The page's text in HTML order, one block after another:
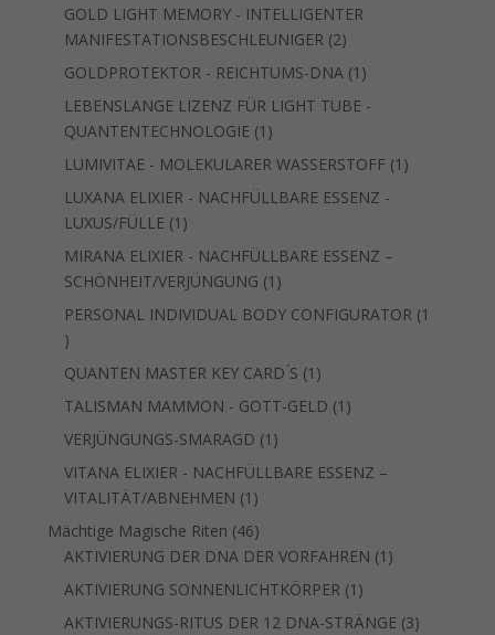
Produkt
GOLD LIGHT MEMORY - INTELLIGENTER
MANIFESTATIONSBESCHLEUNIGER 22
Produkte
GOLDPROTEKTOR - REICHTUMS-DNA 1 1
Produkt
LEBENSLANGE LIZENZ FÜR LIGHT TUBE -
QUANTENTECHNOLOGIE 1 1
Produkt
LUMIVITAE - MOLEKULARER WASSERSTOFF 1 1
LUXANA ELIXIER - NACHFÜLLBARE ESSENZ -
LUXUS/FÜLLE 1 1
Produkt
MIRANA ELIXIER - NACHFÜLLBARE ESSENZ –
SCHÖNHEIT/VERJÜNGUNG 1 1
Produkt
PERSONAL INDIVIDUAL BODY CONFIGURATOR 1
1
Produkt
QUANTEN MASTER KEY CARD ́S 1 1
Produkt
TALISMAN MAMMON - GOTT-GELD 1 1
VERJÜNGUNGS-SMARAGD 1 1
Produkt
VITANA ELIXIER - NACHFÜLLBARE ESSENZ –
VITALITÄT/ABNEHMEN 1 1
Produkt
Mächtige Magische Riten 4646
Produkte
AKTIVIERUNG DER DNA DER VORFAHREN 1 1
AKTIVIERUNG SONNENLICHTKÖRPER 1 1
Produkt
AKTIVIERUNGS-RITUS DER 12 DNA-STRÄNGE 33